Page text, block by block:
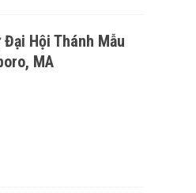
Hội Thánh Mẫu
MA